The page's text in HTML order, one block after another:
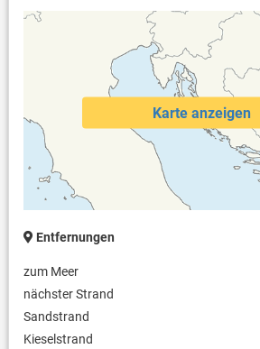
Karte anzeigen
Entfernungen
zum Meer
nächster Strand
Sandstrand
Kieselstrand